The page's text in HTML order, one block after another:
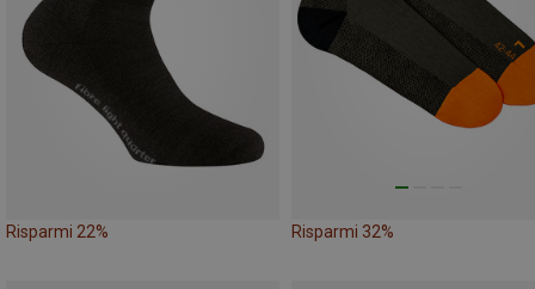
Risparmi 22% Risparmi 32%